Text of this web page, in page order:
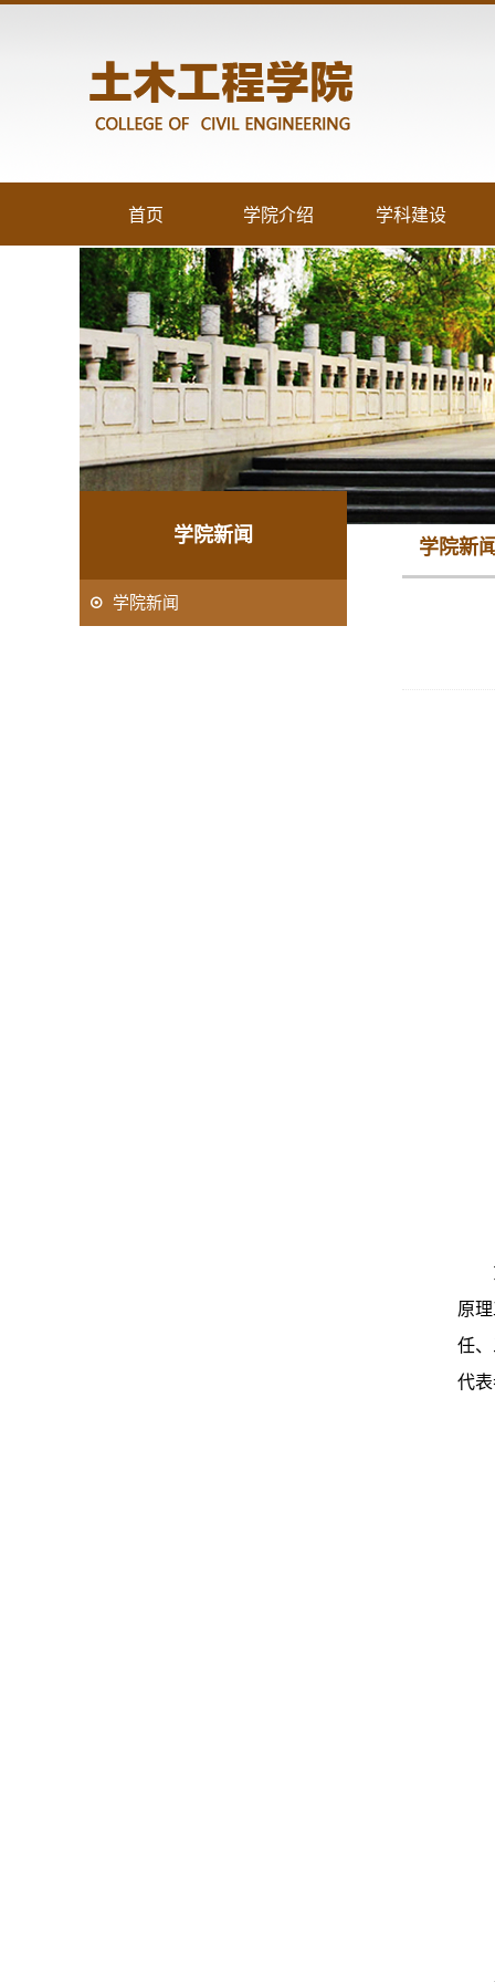
首页 学院介绍 学科建设
学院新闻
学院新闻
学院新
原
任
代